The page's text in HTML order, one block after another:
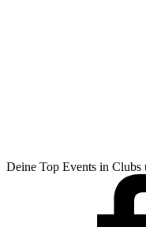
Deine Top Events in